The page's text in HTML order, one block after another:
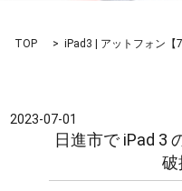
TOP iPad3 | アットフォン【
2023-07-01
日進市で iPad 3
破